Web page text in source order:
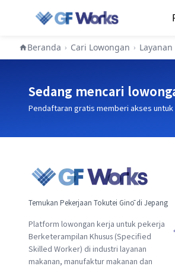
Beranda › Cari Lowongan ›
Sedang mencari
Pendaftaran gratis memberi akses
Temukan Pekerjaan Tokutei Ginō di Jepang
Platform lowongan kerja untuk pekerja
Berketerampilan Khusus (Specified
Skilled Worker) di industri layanan
makanan, manufaktur makanan dan